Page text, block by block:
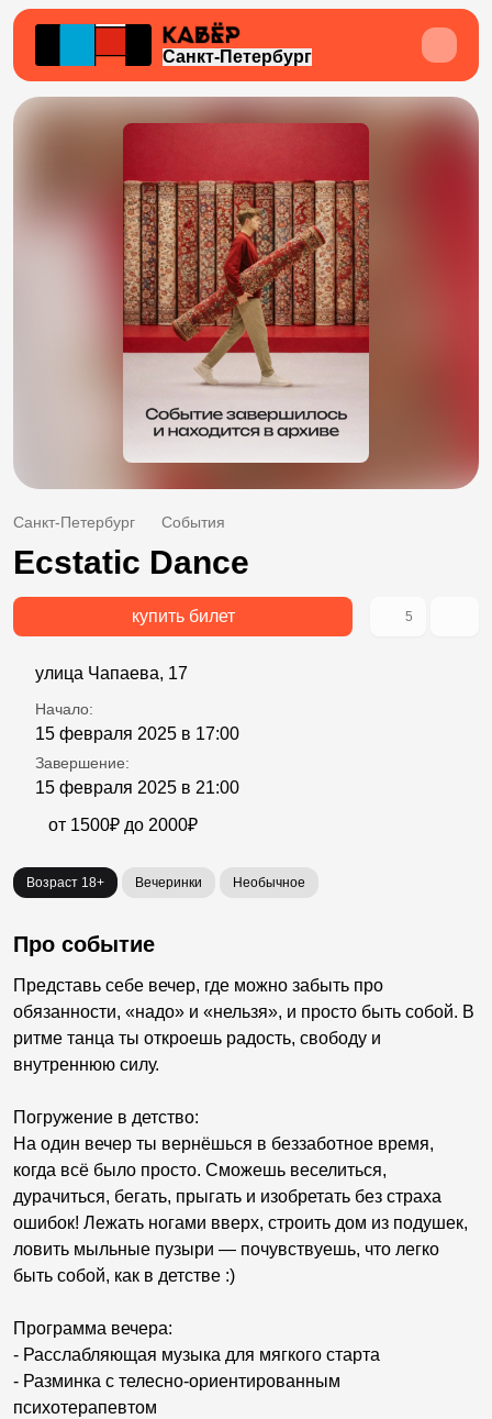
Санкт-Петербург
Санкт-Петербург События
Ecstatic Dance
купить билет 5
улица Чапаева, 17
Начало:
15 февраля 2025 в 17:00
Завершение:
15 февраля 2025 в 21:00
от 1500₽ до 2000₽
Возраст 18+ Вечеринки Необычное
Про событие
Представь себе вечер, где можно забыть про
обязанности, «надо» и «нельзя», и просто быть собой. В
ритме танца ты откроешь радость, свободу и
внутреннюю силу.
Погружение в детство:
На один вечер ты вернёшься в беззаботное время,
когда всё было просто. Сможешь веселиться,
дурачиться, бегать, прыгать и изобретать без страха
ошибок! Лежать ногами вверх, строить дом из подушек,
ловить мыльные пузыри — почувствуешь, что легко
быть собой, как в детстве :)
Программа вечера:
- Расслабляющая музыка для мягкого старта
- Разминка с телесно-ориентированным
психотерапевтом